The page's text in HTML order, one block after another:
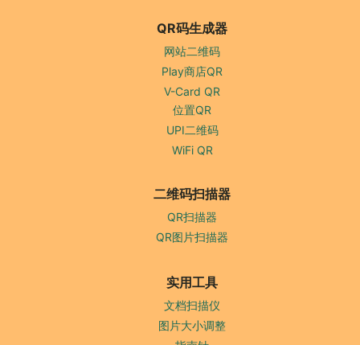
QR码生成器
网站二维码
Play商店QR
V-Card QR
位置QR
UPI二维码
WiFi QR
二维码扫描器
QR扫描器
QR图片扫描器
实用工具
文档扫描仪
图片大小调整